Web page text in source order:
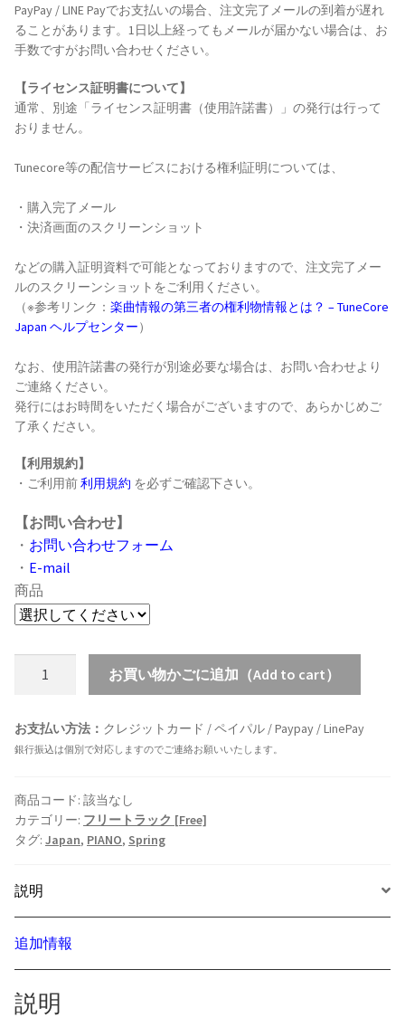
PayPay / LINE Payでお支払いの場合、注文完了メールの到着が遅れ
ることがあります。1日以上経ってもメールが届かない場合は、お
手数ですがお問い合わせください。
【ライセンス証明書について】
通常、別途「ライセンス証明書（使用許諾書）」の発行は行って
おりません。
Tunecore等の配信サービスにおける権利証明については、
・購入完了メール
・決済画面のスクリーンショット
などの購入証明資料で可能となっておりますので、注文完了メー
ルのスクリーンショットをご利用ください。
（※参考リンク： 楽曲情報の第三者の権利物情報とは？ – TuneCore
Japan ヘルプセンター）
なお、使用許諾書の発行が別途必要な場合は、お問い合わせより
ご連絡ください。
発行にはお時間をいただく場合がございますので、あらかじめご
了承ください。
【利用規約】
・ご利用前利用規約 を必ずご確認下さい。
【お問い合わせ】
・ お問い合わせフォーム
・ E-mail
商品
ー
ト
ッ
ク]
09
-
ピ
ア
風/
お買い物かごに追加（Add to cart）
お支払い方法： クレジットカード / ペイパル / Paypay / LinePay
銀行振込は個別で対応しますのでご連絡お願いいたします。
商品コード: 該当なし
カテゴリー: フリートラック [Free]
タグ: Japan, PIANO, Spring
説明
追加情報
説明